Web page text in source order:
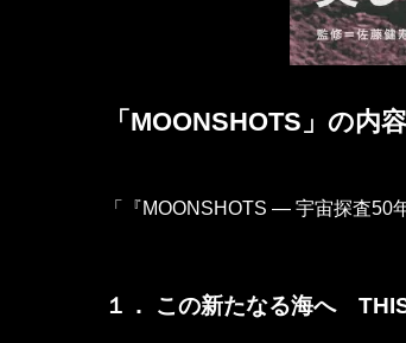
「MOONSHOTS」の内容
「『MOONSHOTS ― 宇宙探査50
１． この新たなる海へ